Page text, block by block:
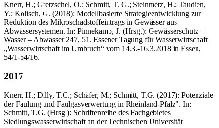
Knerr, H.; Gretzschel, O.; Schmitt, T. G.; Steinmetz, H.; Taudien,
Y.; Kolisch, G. (2018): Modellbasierte Strategieentwicklung zur
Reduktion des Mikroschadstoffeintrags in Gewässer aus
Abwassersystemen. In: Pinnekamp, J. (Hrsg.): Gewässerschutz –
Wasser – Abwasser 247, 51. Essener Tagung für Wasserwirtschaft
„Wasserwirtschaft im Umbruch“ vom 14.3.-16.3.2018 in Essen,
54/1-54/16.
2017
Knerr, H.; Dilly, T.C.; Schäfer, M.; Schmitt, T.G. (2017): Potenziale
der Faulung und Faulgasverwertung in Rheinland-Pfalz". In:
Schmitt, T.G. (Hrsg.): Schriftenreihe des Fachgebietes
Siedlungswasserwirtschaft an der Technischen Universität